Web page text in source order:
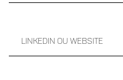
Linkedin ou Website